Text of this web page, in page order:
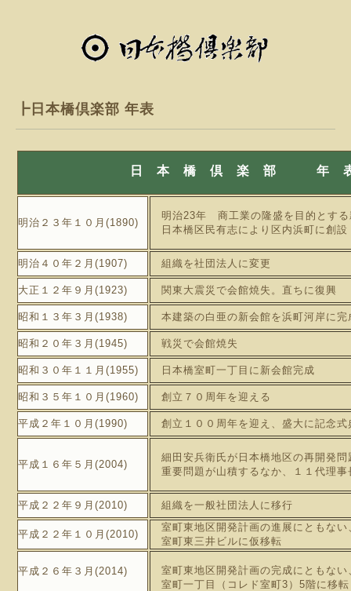
┣日本橋倶楽部 年表
日 本 橋 倶 楽 部 年
明治２３年１０月(1890)
明治23年 商工業の隆盛を目的とする
日本橋区民有志により区内浜町に創設
明治４０年２月(1907) 組織を社団法人に変更
大正１２年９月(1923) 関東大震災で会館焼失。直ちに復興
昭和１３年３月(1938) 本建築の白亜の新会館を浜町河岸に完
昭和２０年３月(1945) 戦災で会館焼失
昭和３０年１１月(1955) 日本橋室町一丁目に新会館完成
昭和３５年１０月(1960) 創立７０周年を迎える
平成２年１０月(1990) 創立１００周年を迎え、盛大に記念式
平成１６年５月(2004)
細田安兵衛氏が日本橋地区の再開発問
重要問題が山積するなか、１１代理事
平成２２年９月(2010) 組織を一般社団法人に移行
平成２２年１０月(2010)
室町東地区開発計画の進展にともない
室町東三井ビルに仮移転
平成２６年３月(2014)
室町東地区開発計画の完成にともない
室町一丁目（コレド室町3）5階に移転